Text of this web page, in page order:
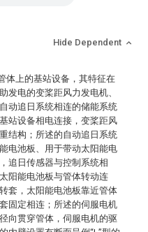
Hide Dependent
体上的基站设备，其特征在
发电的变桨距风力发电机、
动追日系统相连的储能系统
站设备相电连接，变桨距风
结构；所述的自动追日系统
电池板、用于带动太阳能电
追日传感器与控制系统相
阳能电池板与管体转动连
套，太阳能电池板靠近管体
固定相连；所述的伺服电机
向贯穿管体，伺服电机的驱